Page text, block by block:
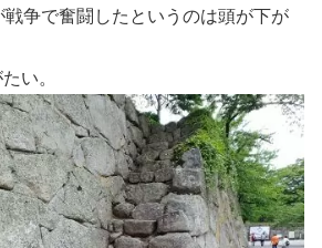
争で奮闘したというのは頭が下が
い。